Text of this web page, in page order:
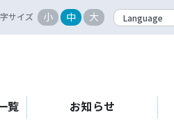
サイズ 小 中 大
覧 お知らせ